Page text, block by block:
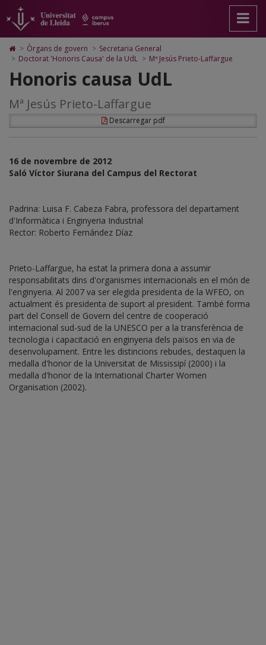
Mª
Jesús
Prieto-
Laffargue,
Honoris
Causa
de
Universitat
Lleida
pàgina
principal.
Universitat
Lleida
contingut
principal
pàgina
Mapa
Web.
Universitat
Lleida
Cerca
Accessibilitat.
Universitat
Lleida
Icono
de
para
ir
a
la
de
inicio
> Òrgans de govern > Secretaria General
> Doctorat 'Honoris Causa' de la UdL > Mª Jesús Prieto-Laffargue
Honoris causa UdL
Mª Jesús Prieto-Laffargue
Descarregar pdf
16 de novembre de 2012
Saló Víctor Siurana del Campus del Rectorat
Padrina: Luisa F. Cabeza Fabra, professora del departament
d'Informàtica i Enginyeria Industrial
Rector: Roberto Fernández Díaz
Prieto-Laffargue, ha estat la primera dona a assumir
responsabilitats dins d'organismes internacionals en el món de
l'enginyeria. Al 2007 va ser elegida presidenta de la WFEO, on
actualment és presidenta de suport al president. També forma
part del Consell de Govern del centre de cooperació
internacional sud-sud de la UNESCO per a la transferència de
tecnologia i capacitació en enginyeria dels països en via de
desenvolupament. Entre les distincions rebudes, destaquen la
medalla d'honor de la Universitat de Mississipí (2000) i la
medalla d'honor de la International Charter Women
Organisation (2002).